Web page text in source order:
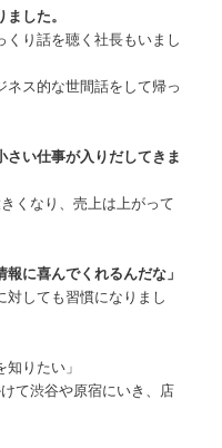
した。
り話を聴く社長もいまし
ス的な世間話をして帰っ
さい仕事が入りだしてきま
くなり、売上は上がって
に喜んでくれるんだな」
対しても習慣になりまし
りたい」
て渋谷や原宿にいき、店